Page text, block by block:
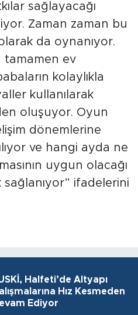
sağlayacağı
Zaman zaman bu
da oynanıyor.
tamamen ev
kolaylıkla
kullanılarak
oluşuyor. Oyun
dönemlerine
ve hangi ayda ne
uygun olacağı
ifadelerini
Halfeti’de Altyapı
Hız Kesmeden
Ediyor